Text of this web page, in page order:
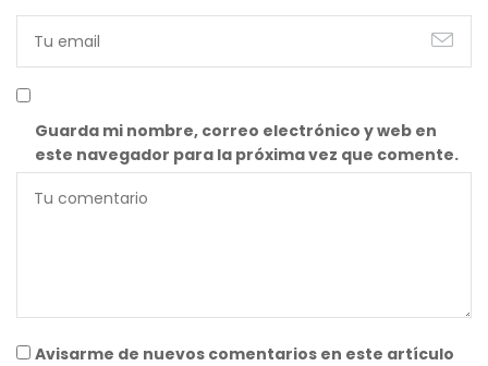
Guarda mi nombre, correo electrónico y web en
este navegador para la próxima vez que comente.
Avisarme de nuevos comentarios en este artículo